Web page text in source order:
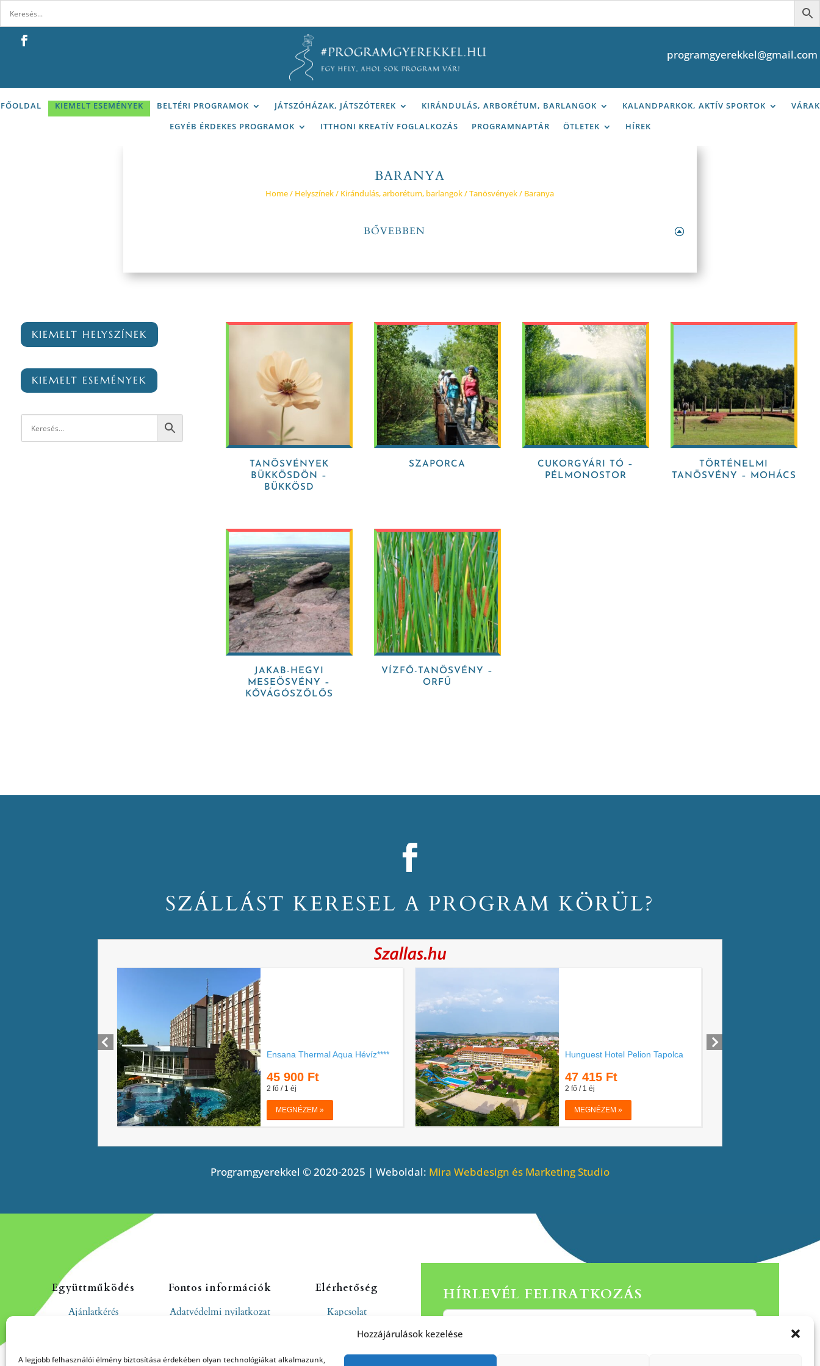
Hozzájárulások kezelése
A legjobb felhasználói élmény biztosítása érdekében olyan technológiákat alkalmazunk,
programgyerekkel@gmail.com
FŐOLDAL KIEMELT ESEMÉNYEK BELTÉRI PROGRAMOK JÁTSZÓHÁZAK, JÁTSZÓTEREK KIRÁNDULÁS, ARBORÉTUM, BARLANGOK KALANDPARKOK, AKTÍV SPORTOK
VÁRAK
EGYÉB ÉRDEKES PROGRAMOK
ITTHONI KREATÍV FOGLALKOZÁS PROGRAMNAPTÁR ÖTLETEK HÍREK
BARANYA
Home/ Helyszínek/ Kirándulás, arborétum, barlangok/Tanösvények/ Baranya
BŐVEBBEN
KIEMELT HELYSZÍNEK
KIEMELT ESEMÉNYEK
TANÖSVÉNYEK
BÜKKÖSDÖN –
BÜKKÖSD
SZAPORCA
CUKORGYÁRI TÓ –
PÉLMONOSTOR
TÖRTÉNELMI
TANÖSVÉNY – MOHÁCS
JAKAB-HEGYI
MESEÖSVÉNY –
KŐVÁGÓSZŐLŐS
VÍZFŐ-TANÖSVÉNY –
ORFŰ
SZÁLLÁST KERESEL A PROGRAM KÖRÜL?
Programgyerekkel © 2020-2025 | Weboldal: Mira Webdesign és Marketing Studio
Együttműködés
Ajánlatkérés
Fontos információk
Adatvédelmi nyilatkozat
moderálási szabályzat
Elérhetőség
Kapcsolat
Rólunk
HÍRLEVÉL FELIRATKOZÁS